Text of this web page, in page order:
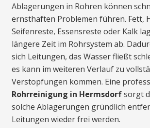
Ablagerungen in Rohren können
ernsthaften Problemen führen. Fett,
Seifenreste, Essensreste oder Kalk
längere Zeit im Rohrsystem ab.
sich Leitungen, das Wasser fließt
es kann im weiteren Verlauf zu
Verstopfungen kommen. Eine
Rohrreinigung in Hermsdorfsorgt
solche Ablagerungen gründlich
Leitungen wieder frei werden.